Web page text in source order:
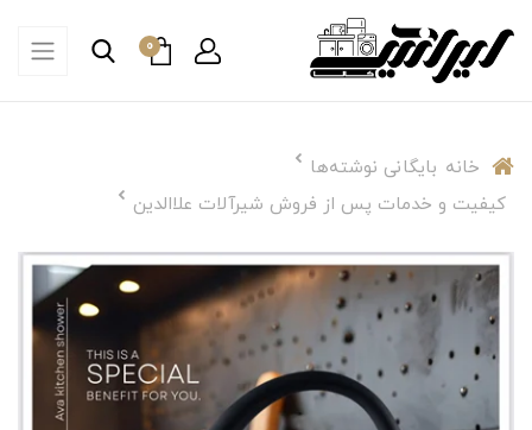
0
خانه بایگانی نوشته‌ها
کیفیت و خدمات پس از فروش شیرآلات علاالدین